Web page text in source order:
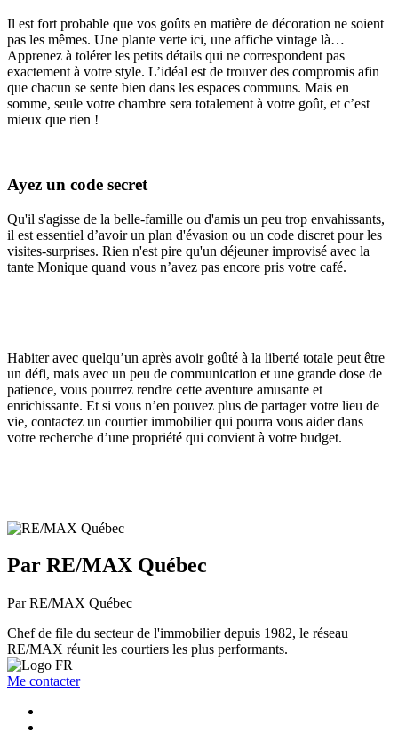
Il est fort probable que vos goûts en matière de décoration ne soient
pas les mêmes. Une plante verte ici, une affiche vintage là…
Apprenez à tolérer les petits détails qui ne correspondent pas
exactement à votre style. L’idéal est de trouver des compromis afin
que chacun se sente bien dans les espaces communs. Mais en
somme, seule votre chambre sera totalement à votre goût, et c’est
mieux que rien !
Ayez un code secret
Qu'il s'agisse de la belle-famille ou d'amis un peu trop envahissants,
il est essentiel d’avoir un plan d'évasion ou un code discret pour les
visites-surprises. Rien n'est pire qu'un déjeuner improvisé avec la
tante Monique quand vous n’avez pas encore pris votre café.
Habiter avec quelqu’un après avoir goûté à la liberté totale peut être
un défi, mais avec un peu de communication et une grande dose de
patience, vous pourrez rendre cette aventure amusante et
enrichissante. Et si vous n’en pouvez plus de partager votre lieu de
vie, contactez un courtier immobilier qui pourra vous aider dans
votre recherche d’une propriété qui convient à votre budget.
Par RE/MAX Québec
Par RE/MAX Québec
Chef de file du secteur de l'immobilier depuis 1982, le réseau
RE/MAX réunit les courtiers les plus performants.
Me contacter